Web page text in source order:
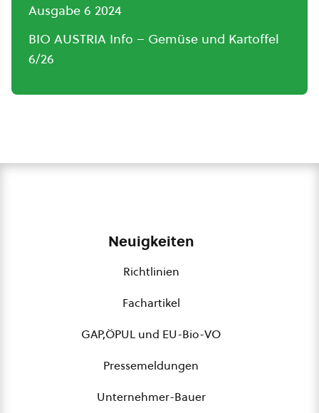
Ausgabe 6 2024
BIO AUSTRIA Info – Gemüse und Kartoffel
6/26
Neuigkeiten
Richtlinien
Fachartikel
GAP,ÖPUL und EU-Bio-VO
Pressemeldungen
Unternehmer-Bauer